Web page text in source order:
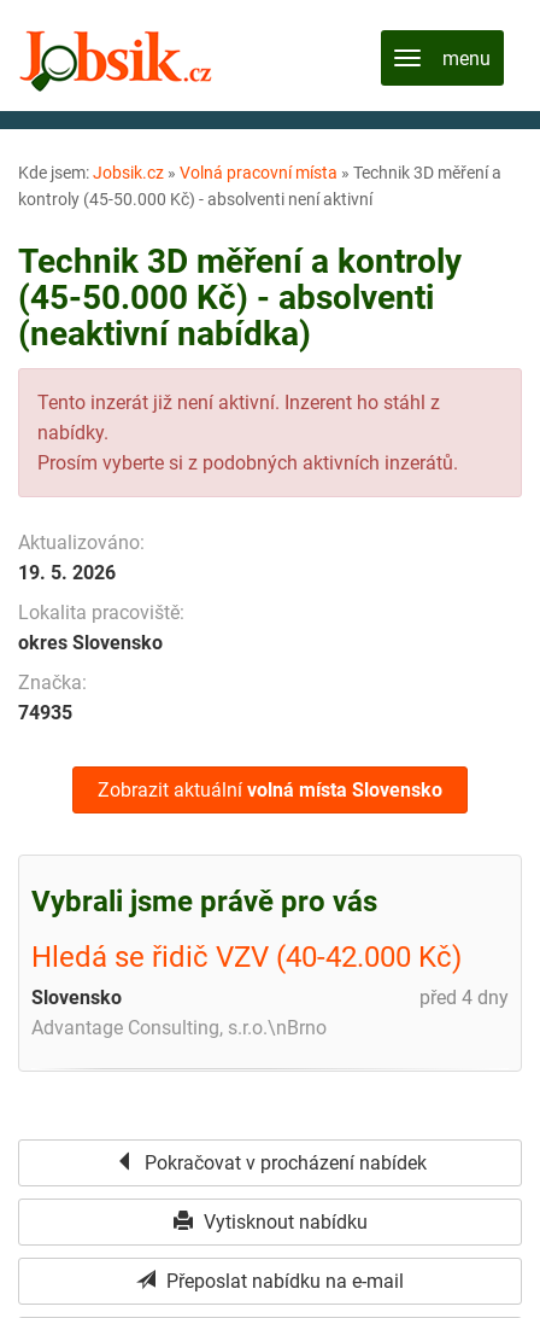
Kde jsem:Jobsik.cz » Volná pracovní místa » Technik 3D měření a
kontroly (45-50.000 Kč) - absolventi není aktivní
Technik 3D měření a kontroly
(45-50.000 Kč) - absolventi
(neaktivní nabídka)
Tento inzerát již není aktivní. Inzerent ho stáhl z
nabídky.
Prosím vyberte si z podobných aktivních inzerátů.
Aktualizováno:
19. 5. 2026
Lokalita pracoviště:
okres Slovensko
Značka:
74935
Zobrazit aktuální volná místa Slovensko
Vybrali jsme právě pro vás
Hledá se řidič VZV (40-42.000 Kč)
před 4 dny
Slovensko
Advantage Consulting, s.r.o.\nBrno
Pokračovat v procházení nabídek
Vytisknout nabídku
Přeposlat nabídku na e-mail